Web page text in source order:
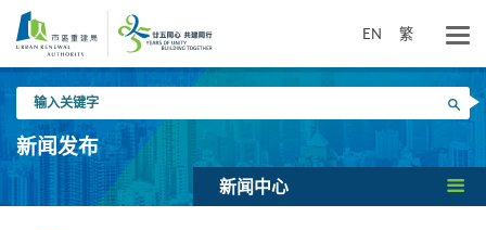
要
EN 繁
入
关
键
搜寻
新闻发布
新闻中心